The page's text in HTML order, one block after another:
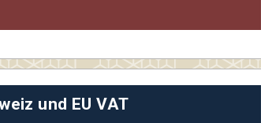
und EU VAT